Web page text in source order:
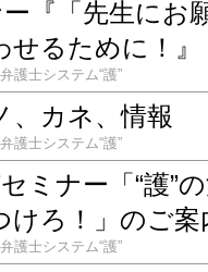
ー『「先生にお
せるために！』
弁護士システム“護”
、カネ、情報
弁護士システム“護”
ミナー「“護”
けろ！」のご案
弁護士システム“護”